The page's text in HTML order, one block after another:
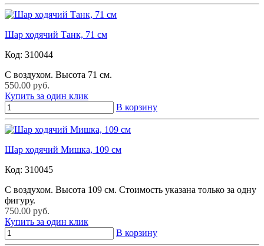
Шар ходячий Танк, 71 см
Код: 310044
С воздухом. Высота 71 см.
550.00 руб.
Купить за один клик
В корзину
Шар ходячий Мишка, 109 см
Код: 310045
С воздухом. Высота 109 см. Стоимость указана только за одну
фигуру.
750.00 руб.
Купить за один клик
В корзину